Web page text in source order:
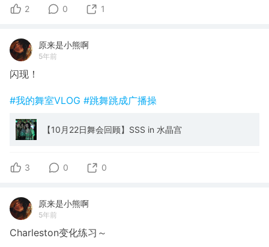
2 0 1
原来是小熊啊
5年前
闪现！
#我的舞室VLOG #跳舞跳成广播操
【10月22日舞会回顾】SSS in 水晶宫
3 0 0
原来是小熊啊
5年前
Charleston变化练习～